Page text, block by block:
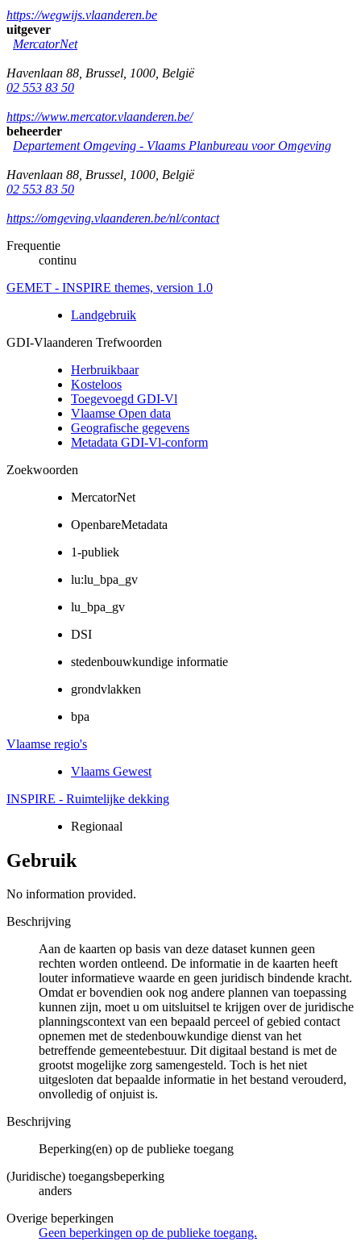
https://wegwijs.vlaanderen.be
uitgever
MercatorNet
Havenlaan 88 Brussel 1000 België
02 553 83 50
https://www.mercator.vlaanderen.be/
beheerder
Departement Omgeving - Vlaams Planbureau voor Omgeving
Havenlaan 88 Brussel 1000 België
02 553 83 50
https://omgeving.vlaanderen.be/nl/contact
Frequentie
continu
GEMET - INSPIRE themes, version 1.0
Landgebruik
GDI-Vlaanderen Trefwoorden
Herbruikbaar
Kosteloos
Toegevoegd GDI-Vl
Vlaamse Open data
Geografische gegevens
Metadata GDI-Vl-conform
Zoekwoorden
MercatorNet
OpenbareMetadata
1-publiek
lu:lu_bpa_gv
lu_bpa_gv
DSI
stedenbouwkundige informatie
grondvlakken
bpa
Vlaamse regio's
Vlaams Gewest
INSPIRE - Ruimtelijke dekking
Regionaal
Gebruik
No information provided.
Beschrijving
Aan de kaarten op basis van deze dataset kunnen geen
rechten worden ontleend. De informatie in de kaarten heeft
louter informatieve waarde en geen juridisch bindende kracht.
Omdat er bovendien ook nog andere plannen van toepassing
kunnen zijn, moet u om uitsluitsel te krijgen over de juridische
planningscontext van een bepaald perceel of gebied contact
opnemen met de stedenbouwkundige dienst van het
betreffende gemeentebestuur. Dit digitaal bestand is met de
grootst mogelijke zorg samengesteld. Toch is het niet
uitgesloten dat bepaalde informatie in het bestand verouderd,
onvolledig of onjuist is.
Beschrijving
Beperking(en) op de publieke toegang
(Juridische) toegangsbeperking
anders
Overige beperkingen
Geen beperkingen op de publieke toegang.